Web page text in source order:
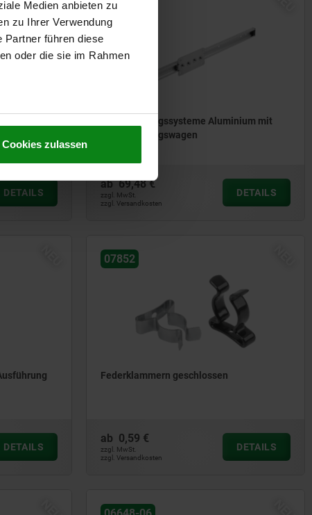
Medien anbieten zu
zu Ihrer Verwendung
Partner führen diese
oder die sie im Rahmen
Cookies zulassen
DETAILS
21322-10
Linearführungssysteme Aluminium mit
Rollenführungswagen
ab69,48 €
zzgl. MwSt.
zzgl. Versandkosten
DETAILS
DETAILS
07852
Federklammern geschlossen
ab 0,59 €
zzgl. MwSt.
zzgl. Versandkosten
DETAILS